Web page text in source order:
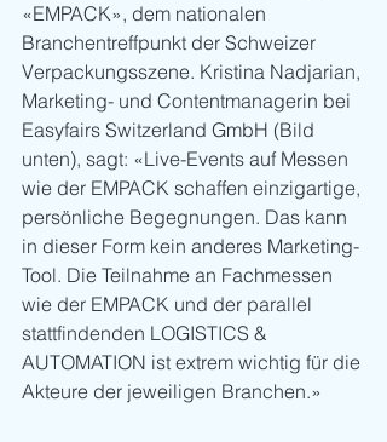
«EMPACK», dem nationalen
Branchentreffpunkt der Schweizer
Verpackungsszene. Kristina Nadjarian,
Marketing- und Contentmanagerin bei
Easyfairs Switzerland GmbH (Bild
unten), sagt: «Live-Events auf Messen
wie der EMPACK schaffen einzigartige,
persönliche Begegnungen. Das kann
in dieser Form kein anderes Marketing-
Tool. Die Teilnahme an Fachmessen
wie der EMPACK und der parallel
stattfindenden LOGISTICS &
AUTOMATION ist extrem wichtig für die
Akteure der jeweiligen Branchen.»